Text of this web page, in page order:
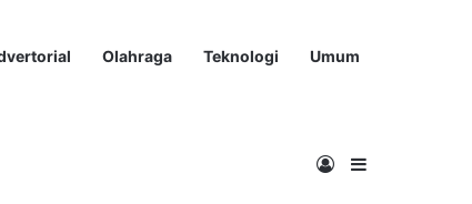
Olahraga Teknologi Umum
Masuk